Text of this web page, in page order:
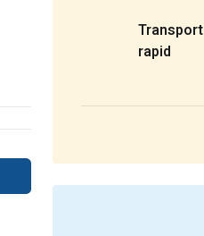
Transport
rapid